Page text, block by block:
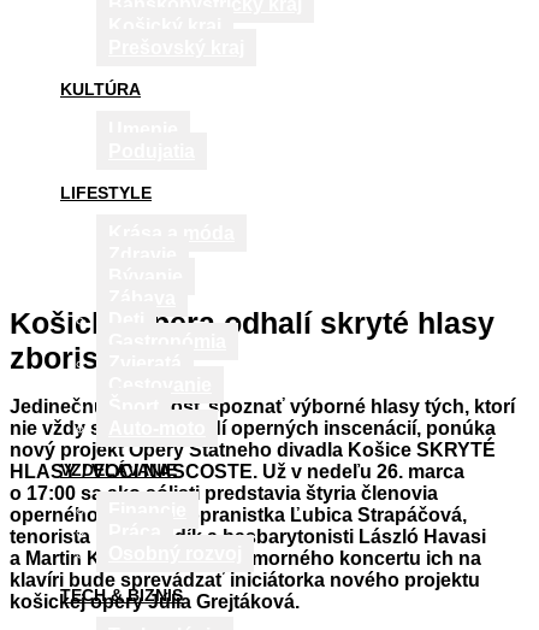
KULTÚRA
LIFESTYLE
VZDELÁVANIE
TECH & BIZNIS
Košická opera odhalí skryté hlasy
zboristov
Jedinečnú príležitosť spoznať výborné hlasy tých, ktorí
nie vždy stoja v popredí operných inscenácií, ponúka
nový projekt Opery Štátneho divadla Košice SKRYTÉ
HLASY / VOCI NASCOSTE. Už v nedeľu 26. marca
o 17:00 sa ako sólisti predstavia štyria členovia
operného zboru – sopranistka Ľubica Strapáčová,
tenorista Peter Budík a basbarytonisti László Havasi
a Martin Kovács. Počas komorného koncertu ich na
klavíri bude sprevádzať iniciátorka nového projektu
košickej opery Júlia Grejtáková.